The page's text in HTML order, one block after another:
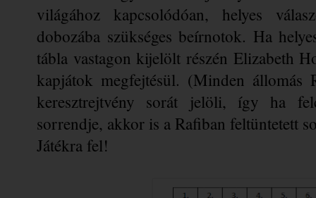
világához kapcsolódóan, helyes
dobozába szükséges beírnotok. Ha
tábla vastagon kijelölt részén Elizabeth
kapjátok megfejtésül. (Minden állomás
keresztrejtvény sorát jelöli, így ha
sorrendje, akkor is a Rafiban feltüntetett
Játékra fel!